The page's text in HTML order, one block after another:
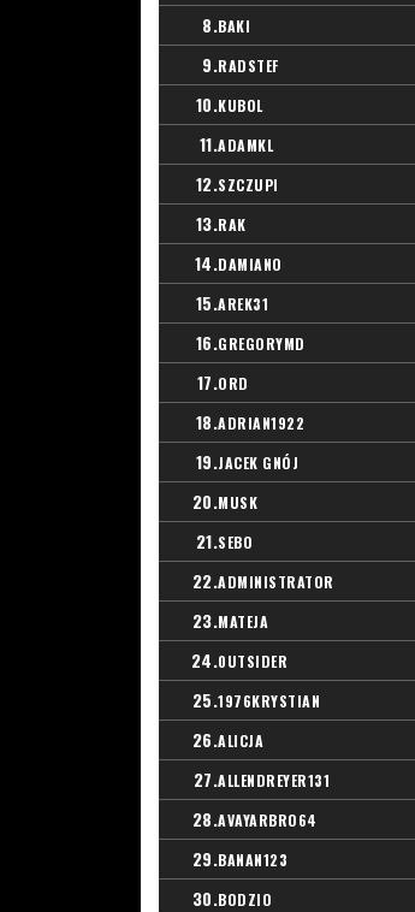
8.BAKI
9.RADSTEF
10.KUBOL
11.ADAMKL
12.SZCZUPI
13.RAK
14.DAMIANO
15.AREK31
16.GREGORYMD
17.ORD
18.ADRIAN1922
19.JACEK GNÓJ
20.MUSK
21.SEBO
22.ADMINISTRATOR
23.MATEJA
24.0UTSIDER
25.1976KRYSTIAN
26.ALICJA
27.ALLENDREYER131
28.AVAYARBRO64
29.BANAN123
30.BODZIO